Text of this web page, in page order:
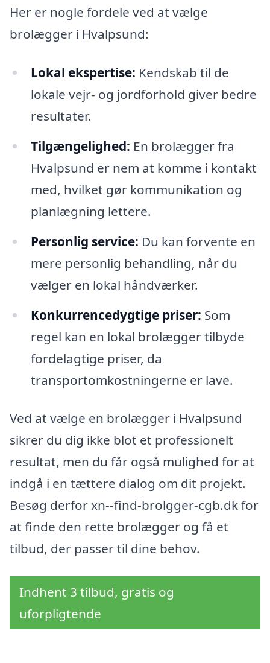
Her er nogle fordele ved at vælge
brolægger i Hvalpsund:
Lokal ekspertise: Kendskab til de
lokale vejr- og jordforhold giver bedre
resultater.
Tilgængelighed: En brolægger fra
Hvalpsund er nem at komme i kontakt
med, hvilket gør kommunikation og
planlægning lettere.
Personlig service: Du kan forvente en
mere personlig behandling, når du
vælger en lokal håndværker.
Konkurrencedygtige priser: Som
regel kan en lokal brolægger tilbyde
fordelagtige priser, da
transportomkostningerne er lave.
Ved at vælge en brolægger i Hvalpsund
sikrer du dig ikke blot et professionelt
resultat, men du får også mulighed for at
indgå i en tættere dialog om dit projekt.
Besøg derfor xn--find-brolgger-cgb.dk for
at finde den rette brolægger og få et
tilbud, der passer til dine behov.
Indhent 3 tilbud, gratis og
uforpligtende